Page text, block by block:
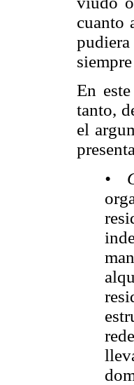
cuanto
En
tanto,
el
•